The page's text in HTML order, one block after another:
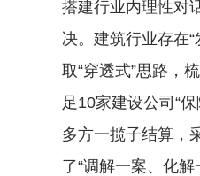
搭建行业内理性对
决。建筑行业存在
取“穿透式”思路，
足10家建设公司“
多方一揽子结算，
了“调解一案、化